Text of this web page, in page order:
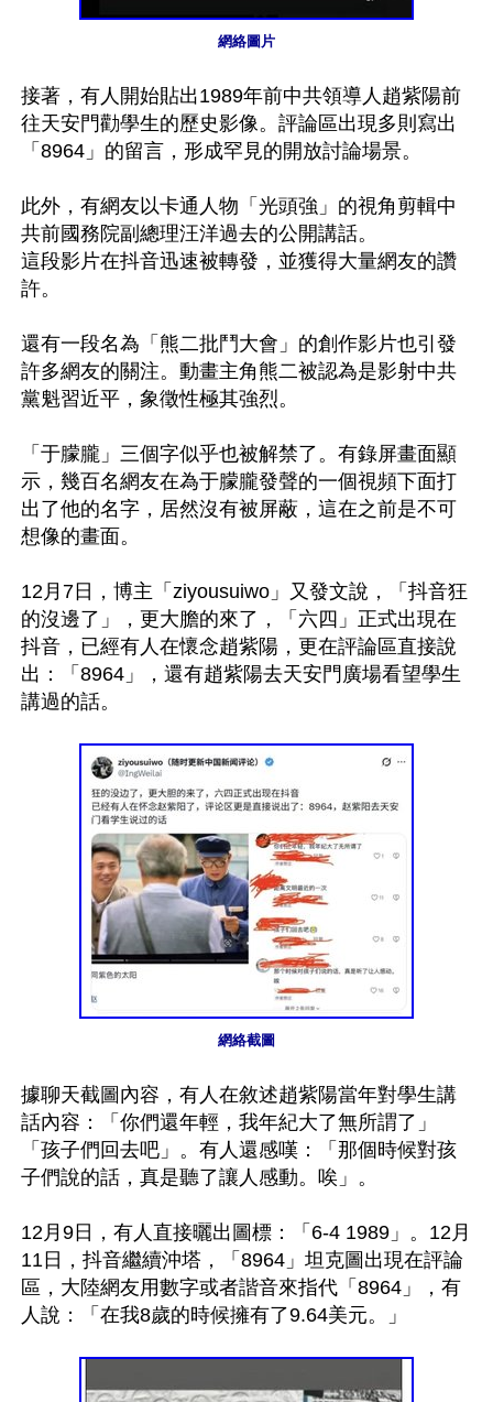
網絡圖片
接著，有人開始貼出1989年前中共領導人趙紫陽前
往天安門勸學生的歷史影像。評論區出現多則寫出
「8964」的留言，形成罕見的開放討論場景。
此外，有網友以卡通人物「光頭強」的視角剪輯中
共前國務院副總理汪洋過去的公開講話。
這段影片在抖音迅速被轉發，並獲得大量網友的讚
許。
還有一段名為「熊二批鬥大會」的創作影片也引發
許多網友的關注。動畫主角熊二被認為是影射中共
黨魁習近平，象徵性極其強烈。
「于朦朧」三個字似乎也被解禁了。有錄屏畫面顯
示，幾百名網友在為于朦朧發聲的一個視頻下面打
出了他的名字，居然沒有被屏蔽，這在之前是不可
想像的畫面。
12月7日，博主「ziyousuiwo」又發文說，「抖音狂
的沒邊了」，更大膽的來了，「六四」正式出現在
抖音，已經有人在懷念趙紫陽，更在評論區直接說
出：「8964」，還有趙紫陽去天安門廣場看望學生
講過的話。
網絡截圖
據聊天截圖內容，有人在敘述趙紫陽當年對學生講
話內容：「你們還年輕，我年紀大了無所謂了」
「孩子們回去吧」。有人還感嘆：「那個時候對孩
子們說的話，真是聽了讓人感動。唉」。
12月9日，有人直接曬出圖標：「6-4 1989」。12月
11日，抖音繼續沖塔，「8964」坦克圖出現在評論
區，大陸網友用數字或者諧音來指代「8964」，有
人說：「在我8歲的時候擁有了9.64美元。」